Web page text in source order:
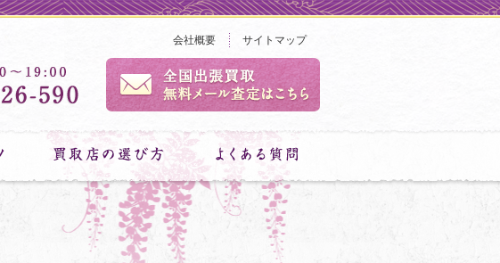
会社概要 サイトマップ